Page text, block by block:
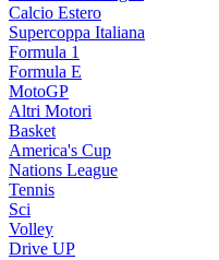
Calcio Estero
Supercoppa Italiana
Formula 1
Formula E
MotoGP
Altri Motori
Basket
America's Cup
Nations League
Tennis
Sci
Volley
Drive UP